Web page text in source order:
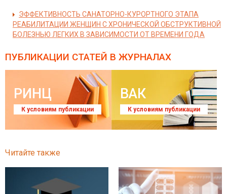
ЭФФЕКТИВНОСТЬ САНАТОРНО-КУРОРТНОГО ЭТАПА
РЕАБИЛИТАЦИИ ЖЕНЩИН С ХРОНИЧЕСКОЙ ОБСТРУКТИВНОЙ
БОЛЕЗНЬЮ ЛЕГКИХ В ЗАВИСИМОСТИ ОТ ВРЕМЕНИ ГОДА
ПУБЛИКАЦИИ СТАТЕЙ В ЖУРНАЛАХ
РИНЦ
К условиям публикации
ВАК
К условиям публикации
Читайте также